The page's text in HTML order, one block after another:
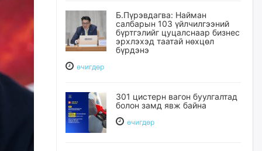
Б.Пүрэвдагва: Найман
салбарын 103 үйлчилгээний
бүртгэлийг цуцалснаар бизнес
эрхлэхэд таатай нөхцөл
бүрдэнэ
өчигдѳр
301 цистерн вагон буулгалтад
болон замд явж байна
өчигдѳр